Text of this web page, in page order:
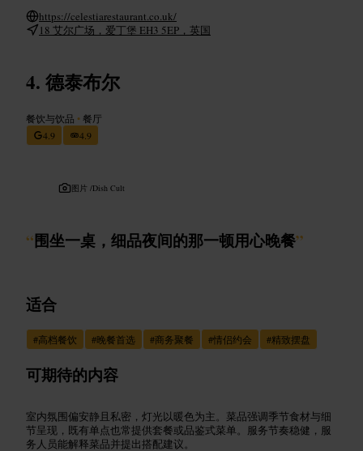
https://celestiarestaurant.co.uk/
18 艾尔广场，爱丁堡 EH3 5EP，英国
德泰布尔
餐饮与饮品 •餐厅
4.9
4.9
图片 /Dish Cult
“围坐一桌，细品夜间的那一顿用心晚餐”
适合
#高档餐饮 #晚餐首选 #商务聚餐 #情侣约会 #精致摆盘
可期待的内容
室内氛围偏安静且私密，灯光以暖色为主。菜品强调季节食材与细
节呈现，既有单点也常提供套餐或品鉴式菜单。服务节奏稳健，服
务人员能解释菜品并提出搭配建议。